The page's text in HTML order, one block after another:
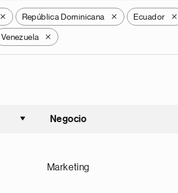
X República Dominicana X Ecuador X
Venezuela X
Ordenar
Negocio
Marketing